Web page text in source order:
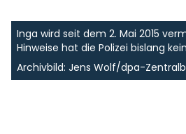
Inga wird seit dem 2. Mai 2015
Hinweise hat die Polizei bislang
Archivbild: Jens Wolf/dpa-